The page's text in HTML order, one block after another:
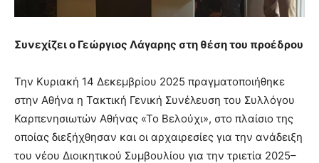
Συνεχίζει ο Γεώργιος Λάγαρης στη θέση του προέδρου
Την Κυριακή 14 Δεκεμβρίου 2025 πραγματοποιήθηκε
στην Αθήνα η Τακτική Γενική Συνέλευση του Συλλόγου
Καρπενησιωτών Αθήνας «Το Βελούχι», στο πλαίσιο της
οποίας διεξήχθησαν και οι αρχαιρεσίες για την ανάδειξη
του νέου Διοικητικού Συμβουλίου για την τριετία 2025–